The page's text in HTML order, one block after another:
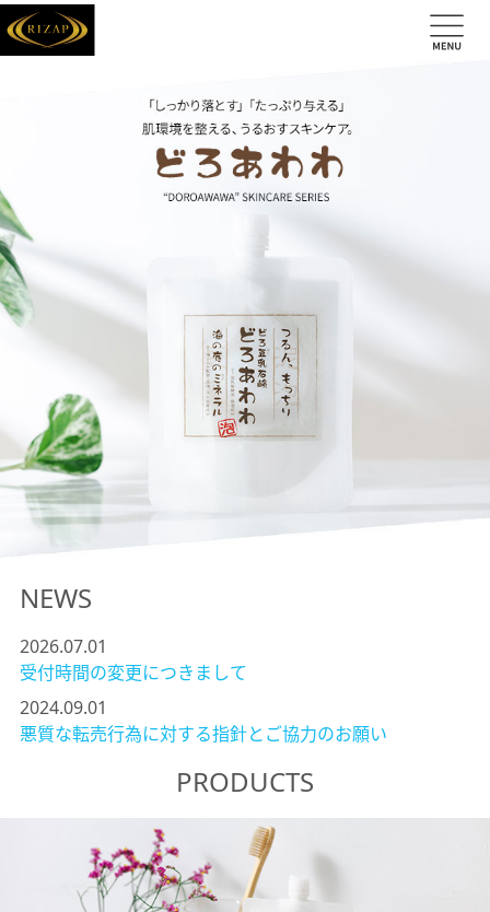
NEWS
2026.07.01
受付時間の変更につきまして
2024.09.01
悪質な転売行為に対する指針とご協力のお願い
PRODUCTS